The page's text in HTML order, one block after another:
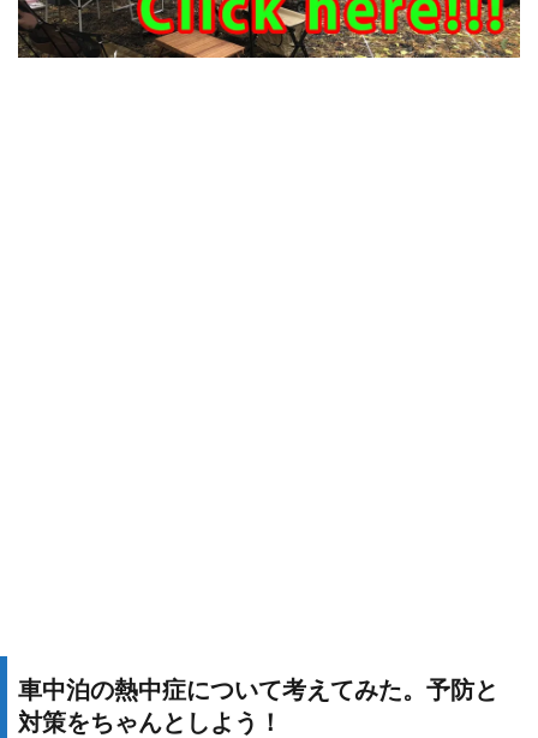
車中泊の熱中症について考えてみた。予防と
対策をちゃんとしよう！